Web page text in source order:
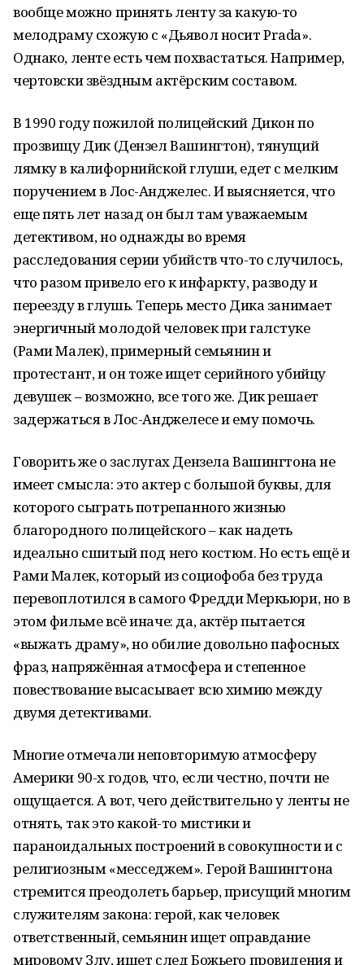
вообще можно принять ленту за какую-то
мелодраму схожую с «Дьявол носит Prada».
Однако, ленте есть чем похвастаться. Например,
чертовски звёздным актёрским составом.
В 1990 году пожилой полицейский Дикон по
прозвищу Дик (Дензел Вашингтон), тянущий
лямку в калифорнийской глуши, едет с мелким
поручением в Лос-Анджелес. И выясняется, что
еще пять лет назад он был там уважаемым
детективом, но однажды во время
расследования серии убийств что-то случилось,
что разом привело его к инфаркту, разводу и
переезду в глушь. Теперь место Дика занимает
энергичный молодой человек при галстуке
(Рами Малек), примерный семьянин и
протестант, и он тоже ищет серийного убийцу
девушек – возможно, все того же. Дик решает
задержаться в Лос-Анджелесе и ему помочь.
Говорить же о заслугах Дензела Вашингтона не
имеет смысла: это актер с большой буквы, для
которого сыграть потрепанного жизнью
благородного полицейского – как надеть
идеально сшитый под него костюм. Но есть ещё и
Рами Малек, который из социофоба без труда
перевоплотился в самого Фредди Меркьюри, но в
этом фильме всё иначе: да, актёр пытается
«выжать драму», но обилие довольно пафосных
фраз, напряжённая атмосфера и степенное
повествование высасывает всю химию между
двумя детективами.
Многие отмечали неповторимую атмосферу
Америки 90-х годов, что, если честно, почти не
ощущается. А вот, чего действительно у ленты не
отнять, так это какой-то мистики и
параноидальных построений в совокупности и с
религиозным «месседжем». Герой Вашингтона
стремится преодолеть барьер, присущий многим
служителям закона: герой, как человек
ответственный, семьянин ищет оправдание
мировому Злу, ищет след Божьего провидения и